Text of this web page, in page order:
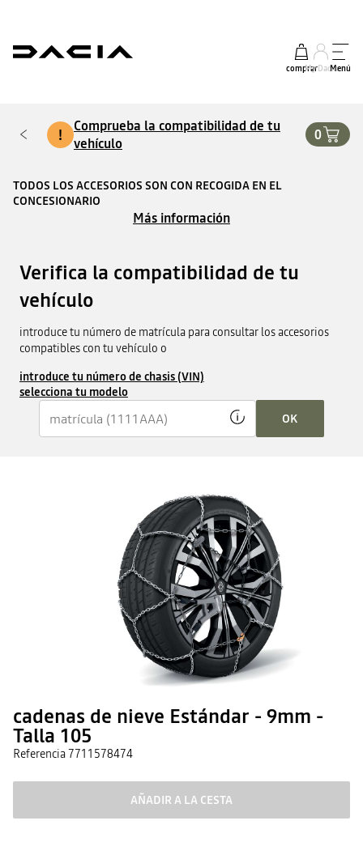
comprarMy DaciaMenú
!
Comprueba la compatibilidad de tu
vehículo
0
TODOS LOS ACCESORIOS SON CON RECOGIDA EN EL
CONCESIONARIO
Más información
Verifica la compatibilidad de tu
vehículo
introduce tu número de matrícula para consultar los accesorios
compatibles con tu vehículo o
introduce tu número de chasis (VIN)
selecciona tu modelo
OK
cadenas de nieve Estándar - 9mm -
Talla 105
Referencia7711578474
AÑADIR A LA CESTA